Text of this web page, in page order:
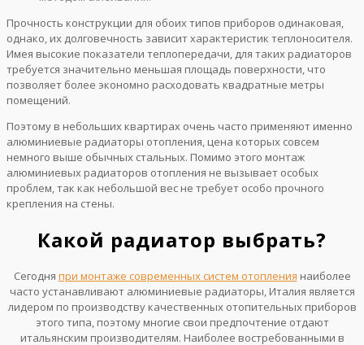
Прочность конструкции для обоих типов приборов одинаковая,
однако, их долговечность зависит характеристик теплоносителя.
Имея высокие показатели теплопередачи, для таких радиаторов
требуется значительно меньшая площадь поверхности, что
позволяет более экономно расходовать квадратные метры
помещений.
Поэтому в небольших квартирах очень часто применяют именно
алюминиевые радиаторы отопления, цена которых совсем
немного выше обычных стальных. Помимо этого монтаж
алюминиевых радиаторов отопления не вызывает особых
проблем, так как небольшой вес не требует особо прочного
крепления на стены.
Какой радиатор выбрать?
Сегодня при монтаже современных систем отопления наиболее
часто устанавливают алюминиевые радиаторы, Италия является
лидером по производству качественных отопительных приборов
этого типа, поэтому многие свои предпочтение отдают
итальянским производителям. Наиболее востребованными в